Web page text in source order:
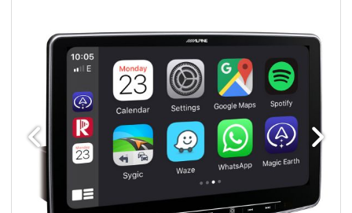
Edellinen